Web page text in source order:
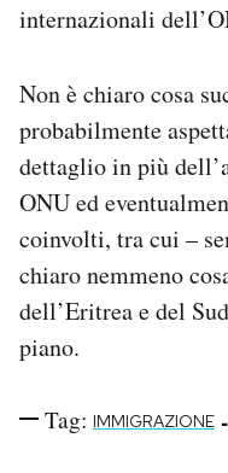
internazionali
Non è chiaro cosa
probabilmente
dettaglio in più
ONU ed
coinvolti, tra cui –
chiaro nemmeno
dell’Eritrea e del
piano.
Tag: IMMIGRAZIONE -